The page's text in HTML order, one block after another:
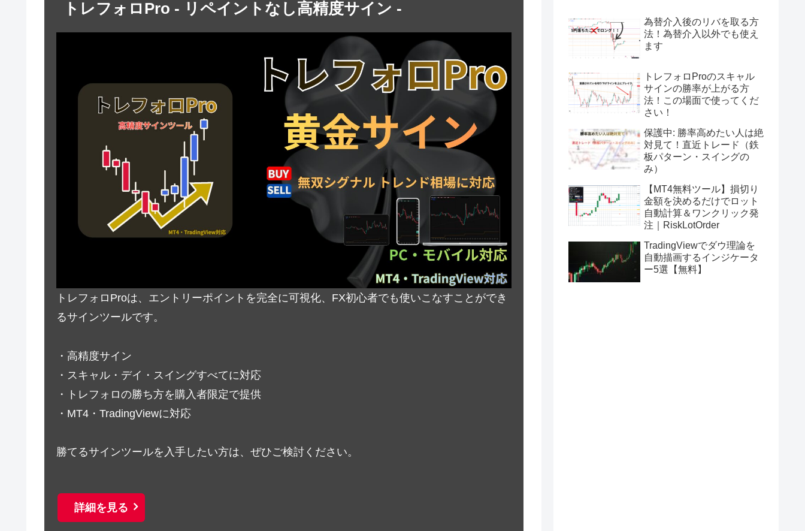
トレフォロPro - リペイントなし高精度サイン -
トレフォロProは、エントリーポイントを完全に可視化、FX初心者でも使いこなすことができ
るサインツールです。
・高精度サイン
・スキャル・デイ・スイングすべてに対応
・トレフォロの勝ち方を購入者限定で提供
・MT4・TradingViewに対応
勝てるサインツールを入手したい方は、ぜひご検討ください。
詳細を見る
為替介入後のリバを取る方
法！為替介入以外でも使え
ます
トレフォロProのスキャル
サインの勝率が上がる方
法！この場面で使ってくだ
さい！
保護中: 勝率高めたい人は絶
対見て！直近トレード（鉄
板パターン・スイングの
み）
【MT4無料ツール】損切り
金額を決めるだけでロット
自動計算＆ワンクリック発
注｜RiskLotOrder
TradingViewでダウ理論を
自動描画するインジケータ
ー5選【無料】